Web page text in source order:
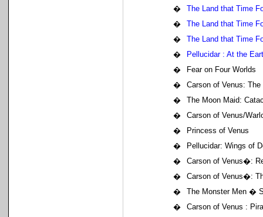
�
The Land that Time
�
The Land that Time
�
The Land that Time
�
Pellucidar : At the
�
Fear on Four Worlds
�
Carson of Venus:
�
The Moon Maid:
�
Carson of Venus/
�
Princess of Venus
�
Pellucidar: Wings of
�
Carson of Venus�:
�
Carson of Venus�:
�
The Monster Men �
�
Carson of Venus :